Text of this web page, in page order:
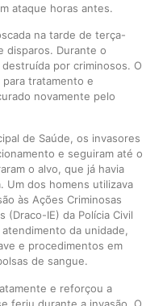
ataque horas antes.
na tarde de terça-
disparos. Durante o
por criminosos. O
tratamento e
novamente pelo
de Saúde, os invasores
e seguiram até o
o alvo, que já havia
Um dos homens utilizava
às Ações Criminosas
(Draco-IE) da Polícia Civil
da unidade,
e procedimentos em
de sangue.
e reforçou a